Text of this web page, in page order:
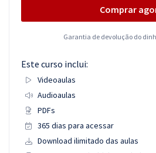
Comprar
Garantia de devolução do
Este curso inclui:
Videoaulas
Audioaulas
PDFs
365 dias para acessar
Download ilimitado das aulas